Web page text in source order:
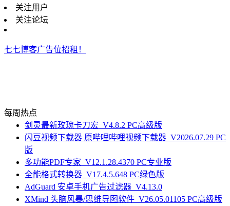
关注用户
关注论坛
七七博客广告位招租！
每周热点
剑灵最新玫瑰卡刀宏_V4.8.2 PC高级版
闪豆视频下载器 原哔哩哔哩视频下载器_V2026.07.29 PC
版
多功能PDF专家_V12.1.28.4370 PC专业版
全能格式转换器_V17.4.5.648 PC绿色版
AdGuard 安卓手机广告过滤器_V4.13.0
XMind 头脑风暴/思维导图软件_V26.05.01105 PC高级版